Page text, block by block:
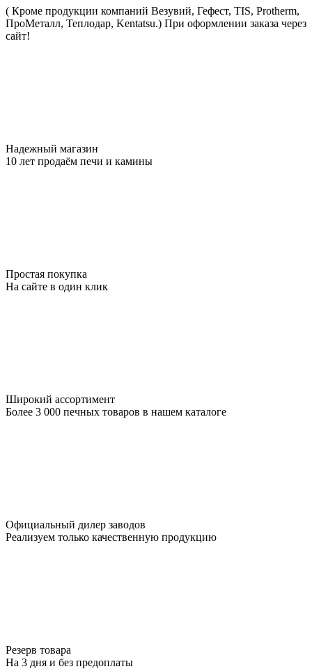
( Кроме продукции компаний Везувий, Гефест, TIS, Protherm,
ПроМеталл, Теплодар, Kentatsu.) При оформлении заказа через
сайт!
Надежный магазин
10 лет продаём печи и камины
Простая покупка
На сайте в один клик
Широкий ассортимент
Более 3 000 печных товаров в нашем каталоге
Официальный дилер заводов
Реализуем только качественную продукцию
Резерв товара
На 3 дня и без предоплаты